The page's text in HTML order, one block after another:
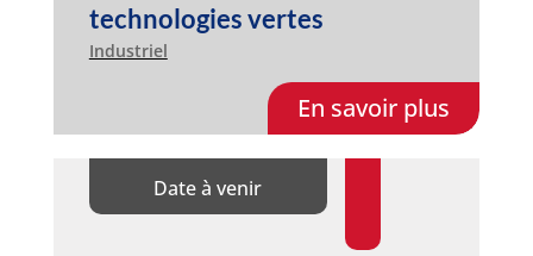
technologies vertes
Industriel
En savoir plus
Date à venir